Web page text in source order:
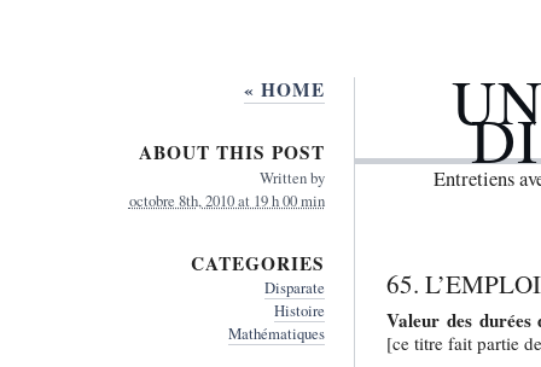
Entretiens
65.
Valeur des
[ce titre fait partie
« HOME
ABOUT THIS POST
Written by
octobre 8th, 2010 at 19 h 00 min
CATEGORIES
Disparate
Histoire
Mathématiques